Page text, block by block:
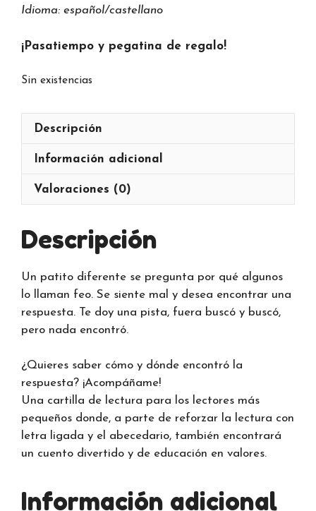
Idioma: español/castellano
¡Pasatiempo y pegatina de regalo!
Sin existencias
Descripción
Información adicional
Valoraciones (0)
Descripción
Un patito diferente se pregunta por qué algunos
lo llaman feo. Se siente mal y desea encontrar una
respuesta. Te doy una pista, fuera buscó y buscó,
pero nada encontró.
¿Quieres saber cómo y dónde encontró la
respuesta? ¡Acompáñame!
Una cartilla de lectura para los lectores más
pequeños donde, a parte de reforzar la lectura con
letra ligada y el abecedario, también encontrará
un cuento divertido y de educación en valores.
Información adicional